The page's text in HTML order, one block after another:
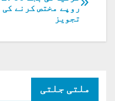
کی
نیویگیشن
روپے مختص کرنے کی
تجویز
ملتی جلتی